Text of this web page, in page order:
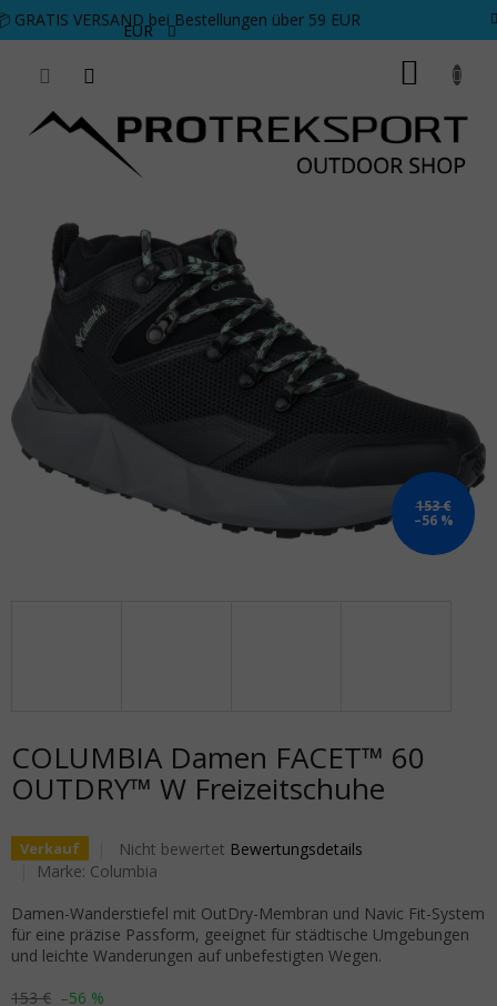
Zum Inhalt springen
GRATIS VERSAND bei Bestellungen über 59 EUR
EUR
153 €
–56 %
COLUMBIA Damen FACET™ 60
OUTDRY™ W Freizeitschuhe
Verkauf Die durchschnittliche Produktbewertung ist 0,0 von
Nicht bewertet Bewertungsdetails
Marke: Columbia
153 € –56 %
Damen-Wanderstiefel mit OutDry-Membran und Navic Fit-System
für eine präzise Passform, geeignet für städtische Umgebungen
und leichte Wanderungen auf unbefestigten Wegen.